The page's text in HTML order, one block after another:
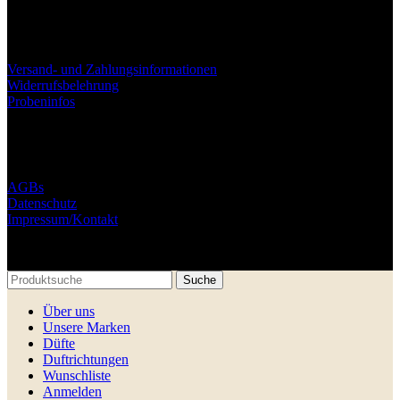
Versand- und Zahlungsinformationen
Widerrufsbelehrung
Probeninfos
AGBs
Datenschutz
Impressum/Kontakt
Suche
Über uns
Unsere Marken
Düfte
Duftrichtungen
Wunschliste
Anmelden